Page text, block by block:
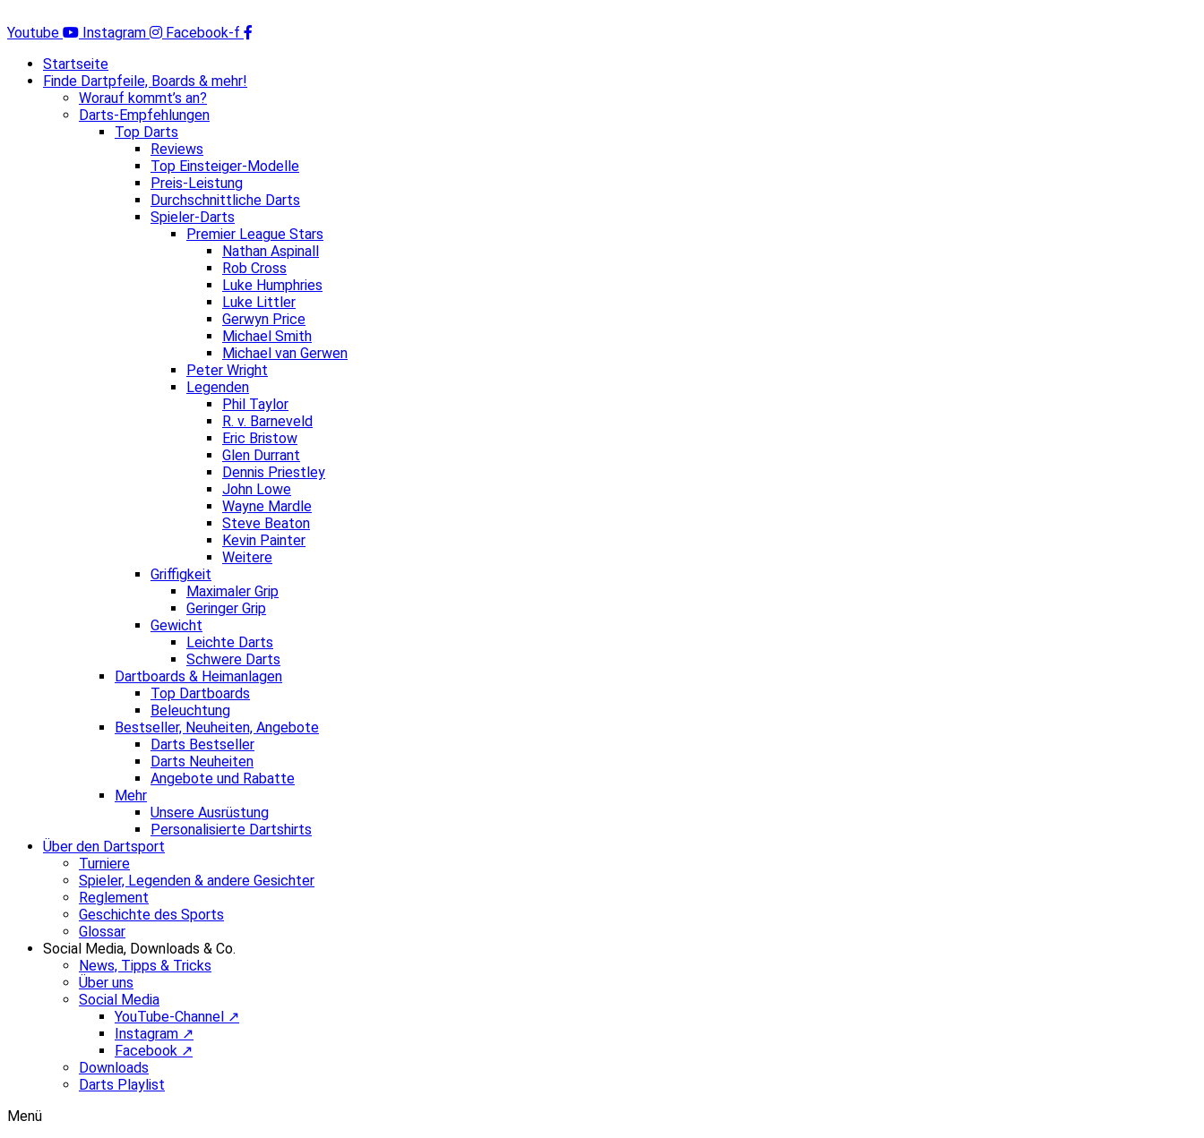
Inhalt
Youtube Instagram
Facebook-f
Startseite
Finde Dartpfeile, Boards & mehr!
Worauf kommt’s an?
Darts-Empfehlungen
Top Darts
Reviews
Top Einsteiger-Modelle
Preis-Leistung
Durchschnittliche Darts
Spieler-Darts
Premier League Stars
Nathan Aspinall
Rob Cross
Luke Humphries
Luke Littler
Gerwyn Price
Michael Smith
Michael van Gerwen
Peter Wright
Legenden
Phil Taylor
R. v. Barneveld
Eric Bristow
Glen Durrant
Dennis Priestley
John Lowe
Wayne Mardle
Steve Beaton
Kevin Painter
Weitere
Griffigkeit
Maximaler Grip
Geringer Grip
Gewicht
Leichte Darts
Schwere Darts
Dartboards & Heimanlagen
Top Dartboards
Beleuchtung
Bestseller, Neuheiten, Angebote
Darts Bestseller
Darts Neuheiten
Angebote und Rabatte
Mehr
Unsere Ausrüstung
Personalisierte Dartshirts
Über den Dartsport
Turniere
Spieler, Legenden & andere Gesichter
Reglement
Geschichte des Sports
Glossar
Social Media, Downloads & Co.
News, Tipps & Tricks
Über uns
Social Media
YouTube-Channel ↗
Instagram ↗
Facebook ↗
Downloads
Darts Playlist
Menü